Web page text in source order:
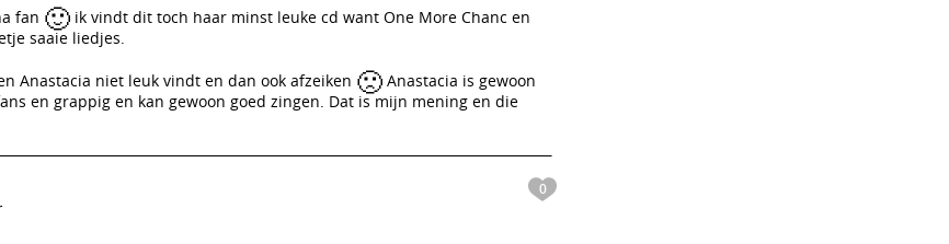
fan 🙂 ik vindt dit toch haar minst leuke cd want One More Chanc en
saaie liedjes.
Anastacia niet leuk vindt en dan ook afzeiken 🙁 Anastacia is gewoon
en grappig en kan gewoon goed zingen. Dat is mijn mening en die
0